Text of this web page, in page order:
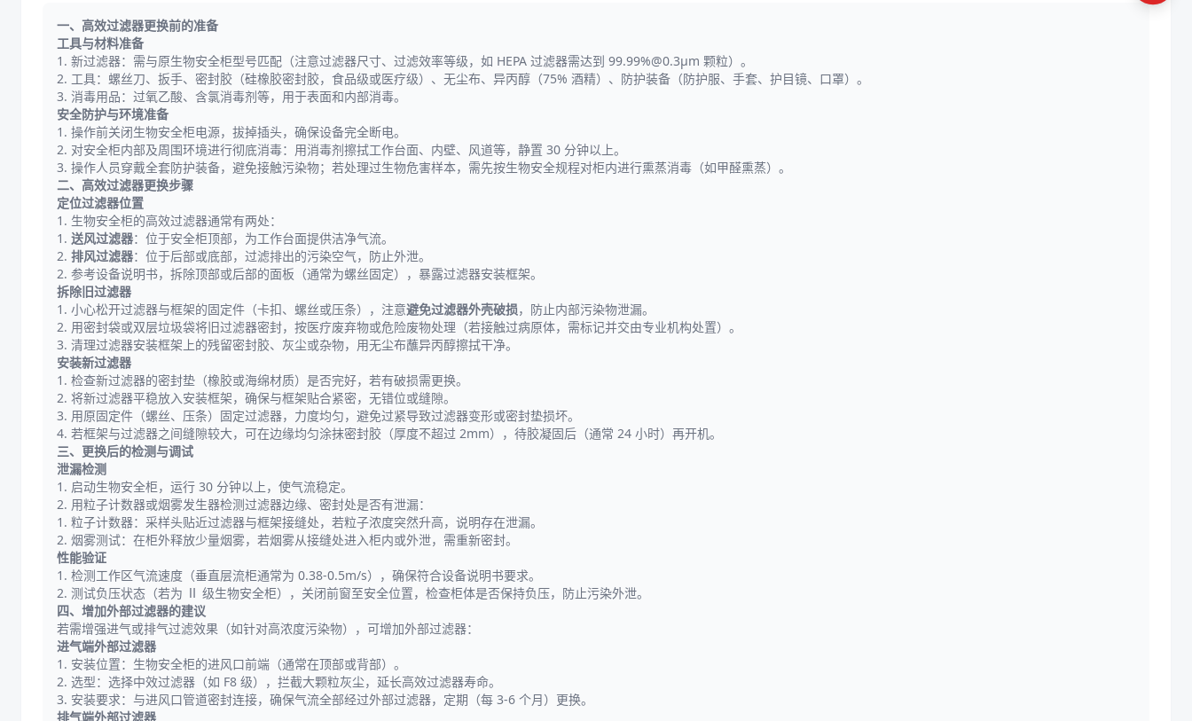
一、高效过滤器更换前的准备
工具与材料准备
1. 新过滤器：需与原生物安全柜型号匹配（注意过滤器尺寸、过滤效率等级，如 HEPA 过滤器需达到 99.99%@0.3μm 颗粒）。
2. 工具：螺丝刀、扳手、密封胶（硅橡胶密封胶，食品级或医疗级）、无尘布、异丙醇（75% 酒精）、防护装备（防护服、手套、护目镜、口罩）。
3. 消毒用品：过氧乙酸、含氯消毒剂等，用于表面和内部消毒。
安全防护与环境准备
1. 操作前关闭生物安全柜电源，拔掉插头，确保设备完全断电。
2. 对安全柜内部及周围环境进行彻底消毒：用消毒剂擦拭工作台面、内壁、风道等，静置 30 分钟以上。
3. 操作人员穿戴全套防护装备，避免接触污染物；若处理过生物危害样本，需先按生物安全规程对柜内进行熏蒸消毒（如甲醛熏蒸）。
二、高效过滤器更换步骤
定位过滤器位置
1. 生物安全柜的高效过滤器通常有两处：
1. 送风过滤器：位于安全柜顶部，为工作台面提供洁净气流。
2. 排风过滤器：位于后部或底部，过滤排出的污染空气，防止外泄。
2. 参考设备说明书，拆除顶部或后部的面板（通常为螺丝固定），暴露过滤器安装框架。
拆除旧过滤器
1. 小心松开过滤器与框架的固定件（卡扣、螺丝或压条），注意避免过滤器外壳破损，防止内部污染物泄漏。
2. 用密封袋或双层垃圾袋将旧过滤器密封，按医疗废弃物或危险废物处理（若接触过病原体，需标记并交由专业机构处置）。
3. 清理过滤器安装框架上的残留密封胶、灰尘或杂物，用无尘布蘸异丙醇擦拭干净。
安装新过滤器
1. 检查新过滤器的密封垫（橡胶或海绵材质）是否完好，若有破损需更换。
2. 将新过滤器平稳放入安装框架，确保与框架贴合紧密，无错位或缝隙。
3. 用原固定件（螺丝、压条）固定过滤器，力度均匀，避免过紧导致过滤器变形或密封垫损坏。
4. 若框架与过滤器之间缝隙较大，可在边缘均匀涂抹密封胶（厚度不超过 2mm），待胶凝固后（通常 24 小时）再开机。
三、更换后的检测与调试
泄漏检测
1. 启动生物安全柜，运行 30 分钟以上，使气流稳定。
2. 用粒子计数器或烟雾发生器检测过滤器边缘、密封处是否有泄漏：
1. 粒子计数器：采样头贴近过滤器与框架接缝处，若粒子浓度突然升高，说明存在泄漏。
2. 烟雾测试：在柜外释放少量烟雾，若烟雾从接缝处进入柜内或外泄，需重新密封。
性能验证
1. 检测工作区气流速度（垂直层流柜通常为 0.38-0.5m/s），确保符合设备说明书要求。
2. 测试负压状态（若为 Ⅱ 级生物安全柜），关闭前窗至安全位置，检查柜体是否保持负压，防止污染外泄。
四、增加外部过滤器的建议
若需增强进气或排气过滤效果（如针对高浓度污染物），可增加外部过滤器：
进气端外部过滤器
1. 安装位置：生物安全柜的进风口前端（通常在顶部或背部）。
2. 选型：选择中效过滤器（如 F8 级），拦截大颗粒灰尘，延长高效过滤器寿命。
3. 安装要求：与进风口管道密封连接，确保气流全部经过外部过滤器，定期（每 3-6 个月）更换。
排气端外部过滤器